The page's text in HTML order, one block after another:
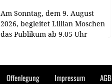
Am Sonntag, dem 9. August
2026, begleitet Lillian Moschen
das Publikum ab 9.05 Uhr
startet mit der Dokumentation
„20 Jahre Grafenegg
Offenlegung Impressum AGB